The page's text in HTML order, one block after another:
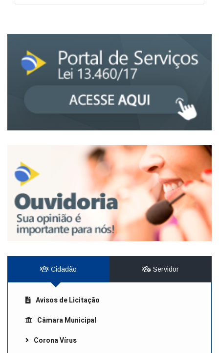
Cidadão Servidor
Avisos de Licitação
Câmara Municipal
Corona Vírus